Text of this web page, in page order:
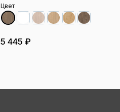
Цвет
5 445 ₽